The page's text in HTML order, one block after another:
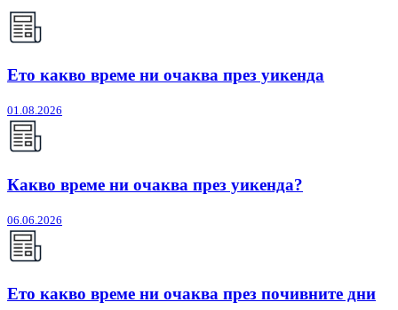
Ето какво време ни очаква през уикенда
01.08.2026
Какво време ни очаква през уикенда?
06.06.2026
Ето какво време ни очаква през почивните дни